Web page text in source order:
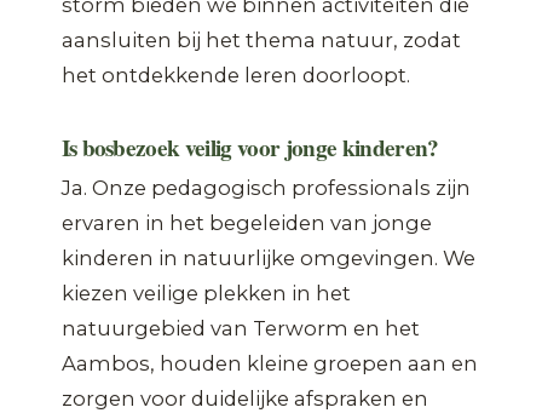
aansluiten bij het thema natuur, zodat
het ontdekkende leren doorloopt.
Is bosbezoek veilig voor jonge kinderen?
Ja. Onze pedagogisch professionals zijn
ervaren in het begeleiden van jonge
kinderen in natuurlijke omgevingen. We
kiezen veilige plekken in het
natuurgebied van Terworm en het
Aambos, houden kleine groepen aan en
zorgen voor duidelijke afspraken en